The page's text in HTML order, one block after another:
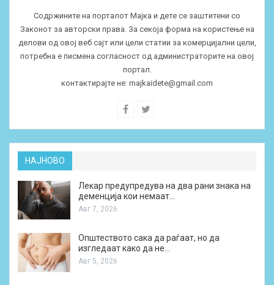
Содржините на порталот Мајка и дете се заштитени со
Законот за авторски права. За секоја форма на користење на
делови од овој веб сајт или цели статии за комерцијални цели,
потребна е писмена согласност од администраторите на овој
портал.
контактирајте не: majkaidete@gmail.com
НАЈНОВО
Лекар предупредува на два рани знака на
деменција кои немаат…
Авг 7, 2026
Општеството сака да раѓаат, но да
изгледаат како да не…
Авг 5, 2026